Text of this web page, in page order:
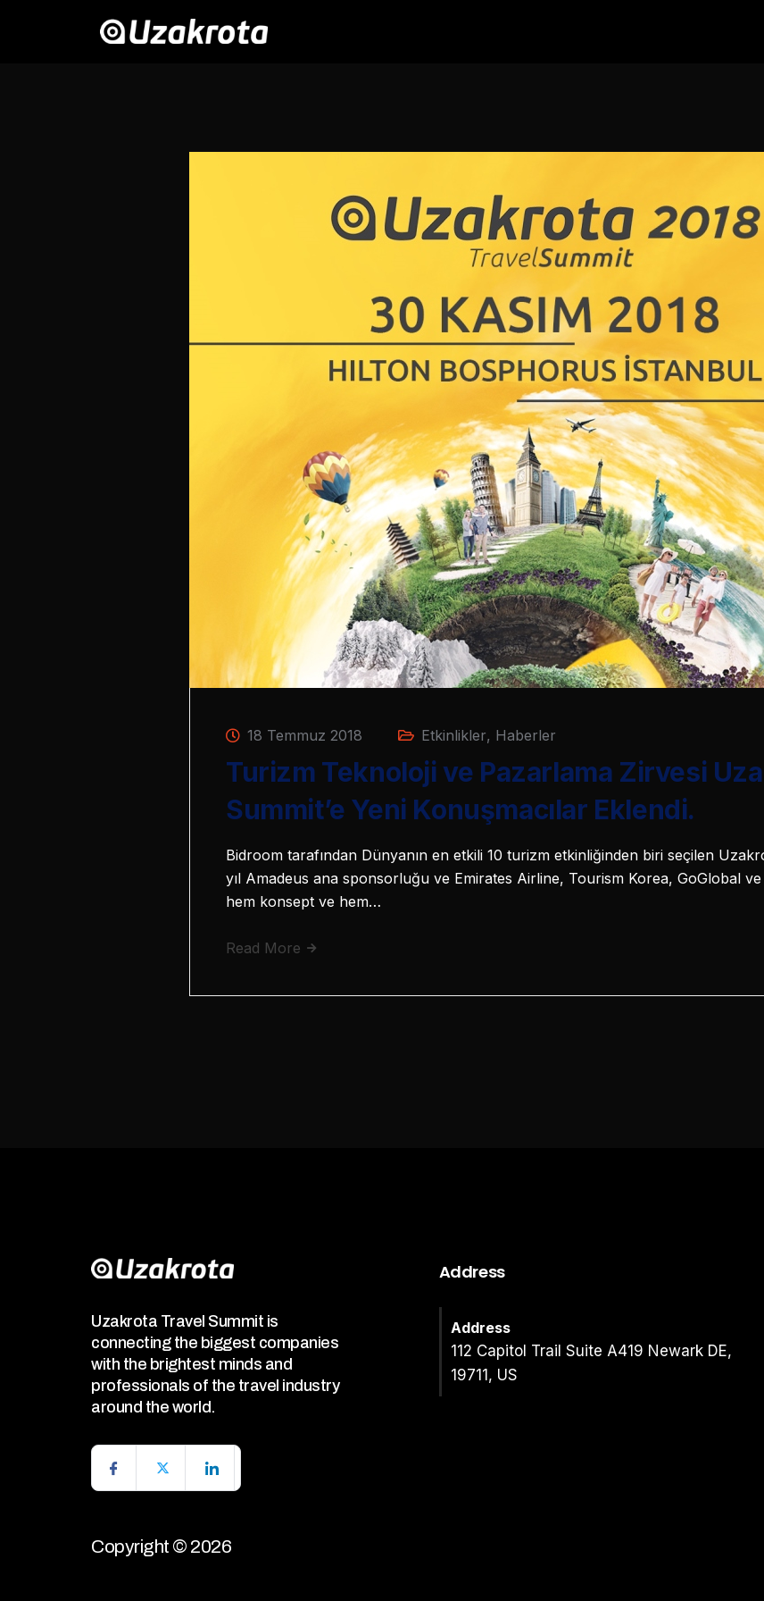
18 Temmuz 2018 Etkinlikler, Haberler
Turizm Teknoloji ve Pazarlama Zirvesi
Summit’e Yeni Konuşmacılar Eklendi.
Bidroom tarafından Dünyanın en etkili 10 turizm etkinliğinden biri seçilen
yıl Amadeus ana sponsorluğu ve Emirates Airline, Tourism Korea, GoGlobal
hem konsept ve hem…
Read More
Uzakrota Travel Summit is
connecting the biggest companies
with the brightest minds and
professionals of the travel industry
around the world.
Copyright © 2026
Address
Address
112 Capitol Trail Suite A419 Newark DE,
19711, US